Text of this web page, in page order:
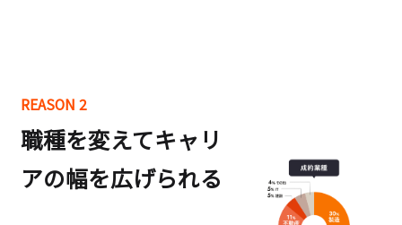
REASON 2
職種を変えてキャリ
アの幅を広げられる